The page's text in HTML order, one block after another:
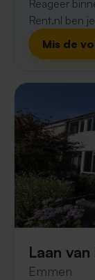
Reageer
Rent.nl ben
Mis de
Laan
Emmen